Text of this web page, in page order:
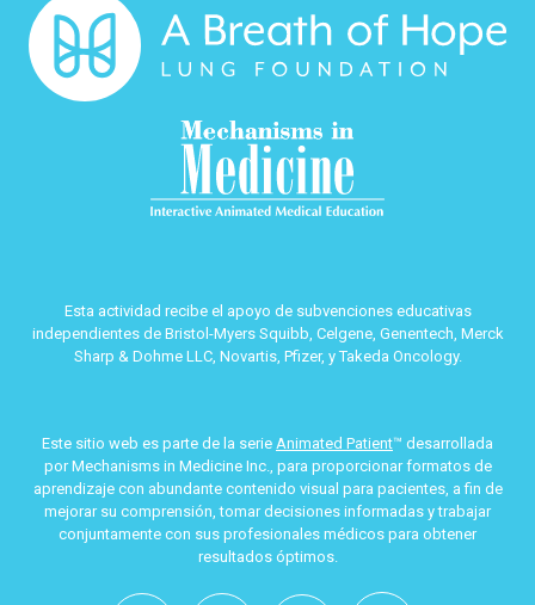
Esta actividad recibe el apoyo de subvenciones educativas
independientes de Bristol-Myers Squibb, Celgene, Genentech, Merck
Sharp & Dohme LLC, Novartis, Pfizer, y Takeda Oncology.
Este sitio web es parte de la serie Animated Patient™ desarrollada
por Mechanisms in Medicine Inc., para proporcionar formatos de
aprendizaje con abundante contenido visual para pacientes, a fin de
mejorar su comprensión, tomar decisiones informadas y trabajar
conjuntamente con sus profesionales médicos para obtener
resultados óptimos.